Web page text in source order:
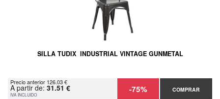
SILLA TUDIX INDUSTRIAL VINTAGE GUNMETAL
Precio anterior 126.03 €
A partir de: 31.51 €
IVA INCLUIDO -75% COMPRAR